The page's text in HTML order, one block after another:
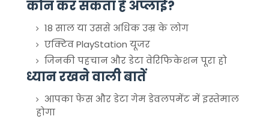
कौन कर सकता है अप्लाई?
18 साल या उससे अधिक उम्र के लोग
एक्टिव PlayStation यूजर
जिनकी पहचान और डेटा वेरिफिकेशन पूरा हो
ध्यान रखने वाली बातें
आपका फेस और डेटा गेम डेवलपमेंट में इस्तेमाल
होगा